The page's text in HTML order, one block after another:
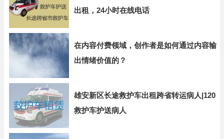
出租，24小时在线电话
在内容付费领域，创作者是如何通过内容输
出情绪价值的？
雄安新区长途救护车出租跨省转运病人|120
救护车护送病人